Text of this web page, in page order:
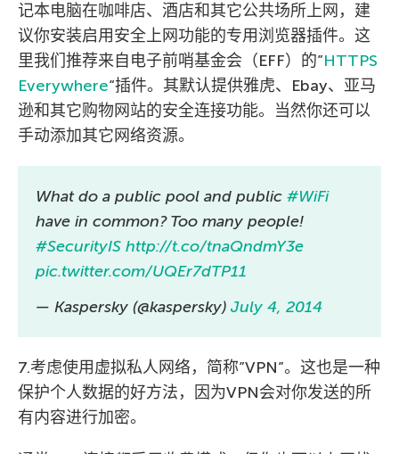
记本电脑在咖啡店、酒店和其它公共场所上网，建
议你安装启用安全上网功能的专用浏览器插件。这
里我们推荐来自电子前哨基金会（EFF）的”HTTPS
Everywhere“插件。其默认提供雅虎、Ebay、亚马
逊和其它购物网站的安全连接功能。当然你还可以
手动添加其它网络资源。
What do a public pool and public #WiFi
have in common? Too many people!
#SecurityIS http://t.co/tnaQndmY3e
pic.twitter.com/UQEr7dTP11
— Kaspersky (@kaspersky) July 4, 2014
7.考虑使用虚拟私人网络，简称”VPN”。这也是一种
保护个人数据的好方法，因为VPN会对你发送的所
有内容进行加密。